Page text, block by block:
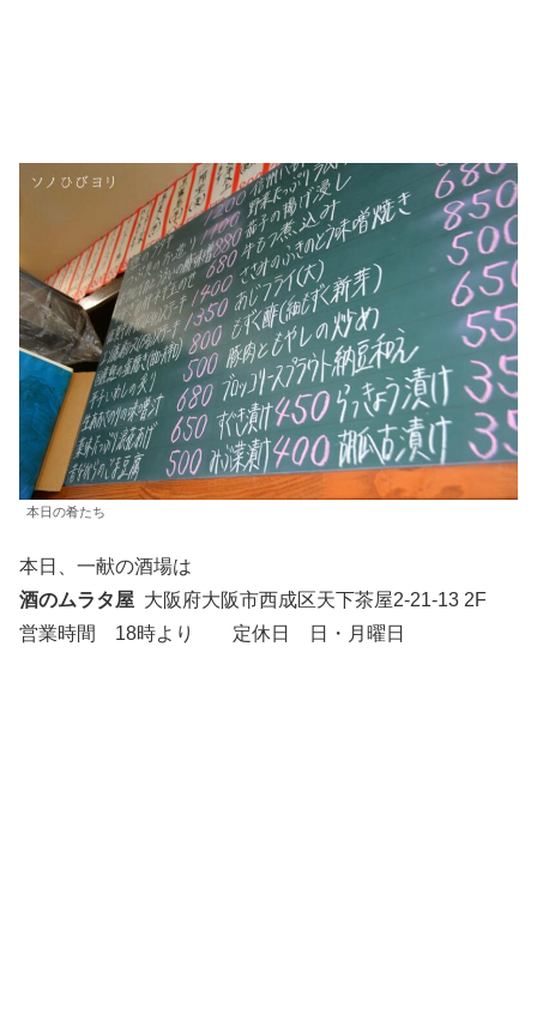
本日の肴たち
本日、一献の酒場は
酒のムラタ屋 大阪府大阪市西成区天下茶屋2-21-13 2F
営業時間 18時より 定休日 日・月曜日